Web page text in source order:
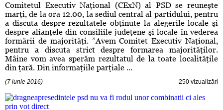
Comitetul Executiv Naţional (CExN) al PSD se reuneşte
marţi, de la ora 12.00, la sediul central al partidului, pentru
a discuta despre rezultatele obţinute la alegerile locale şi
despre alianţele din consiliile judeţene şi locale în vederea
formării de majorităţi. ”Avem Comitet Executiv Naţional,
pentru a discuta strict despre formarea majorităţilor.
Mâine vom avea sperăm rezultatul de la toate localităţile
din ţară. Din informaţiile parţiale ...
(7 iunie 2016) 250 vizualizări